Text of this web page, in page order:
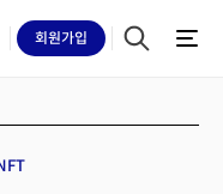
회원가입